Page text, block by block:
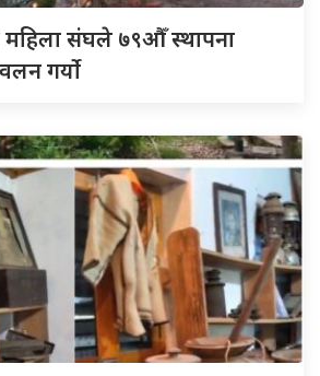
महिला संघले ७९औँ स्थापना
गर्याे